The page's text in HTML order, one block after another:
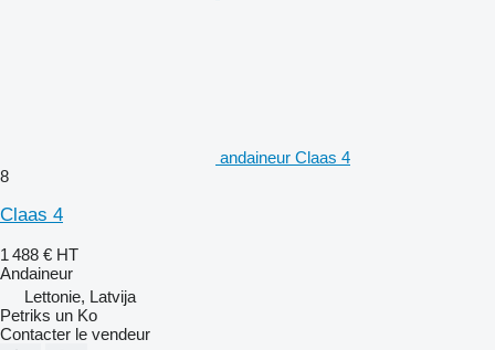
andaineur Claas 4
8
Claas 4
1 488 € HT
Andaineur
Lettonie, Latvija
Petriks un Ko
Contacter le vendeur